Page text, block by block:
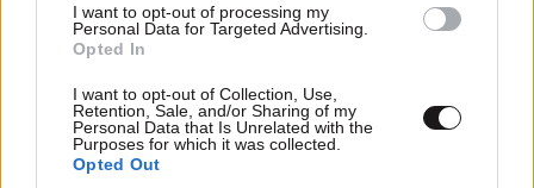
I want to opt-out of processing my
Personal Data for Targeted Advertising.
Opted In
I want to opt-out of Collection, Use,
Retention, Sale, and/or Sharing of my
Personal Data that Is Unrelated with the
Purposes for which it was collected.
Opted Out